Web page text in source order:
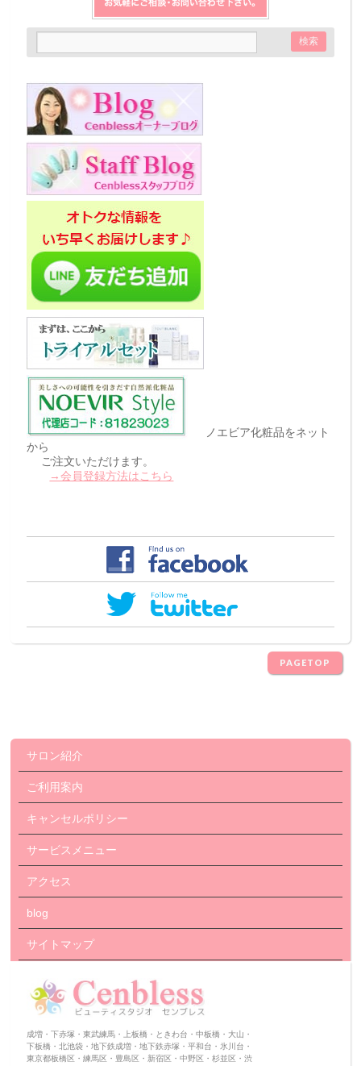
ノエビア化粧品をネット
から
ご注文いただけます。
→会員登録方法はこちら
PAGETOP
サロン紹介
ご利用案内
キャンセルポリシー
サービスメニュー
アクセス
blog
サイトマップ
成増・下赤塚・東武練馬・上板橋・ときわ台・中板橋・大山・
下板橋・北池袋・地下鉄成増・地下鉄赤塚・平和台・氷川台・
東京都板橋区・練馬区・豊島区・新宿区・中野区・杉並区・渋